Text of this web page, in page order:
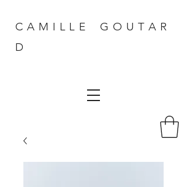
C A M I L L E G O U T A R
D